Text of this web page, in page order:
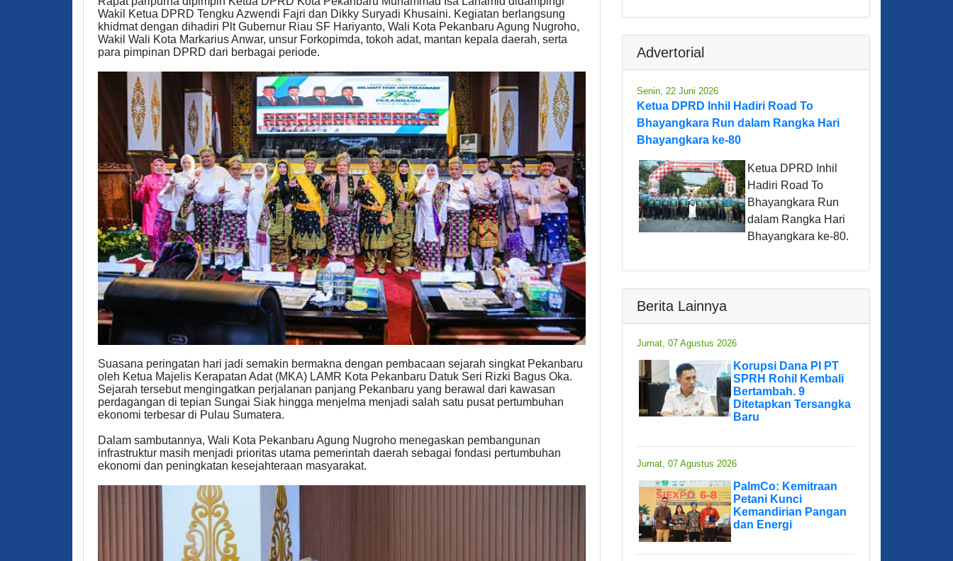
Wakil Ketua DPRD Tengku Azwendi Fajri dan Dikky Suryadi Khusaini. Kegiatan berlangsung
khidmat dengan dihadiri Plt Gubernur Riau SF Hariyanto, Wali Kota Pekanbaru Agung Nugroho,
Wakil Wali Kota Markarius Anwar, unsur Forkopimda, tokoh adat, mantan kepala daerah, serta
para pimpinan DPRD dari berbagai periode.
Suasana peringatan hari jadi semakin bermakna dengan pembacaan sejarah singkat Pekanbaru
oleh Ketua Majelis Kerapatan Adat (MKA) LAMR Kota Pekanbaru Datuk Seri Rizki Bagus Oka.
Sejarah tersebut mengingatkan perjalanan panjang Pekanbaru yang berawal dari kawasan
perdagangan di tepian Sungai Siak hingga menjelma menjadi salah satu pusat pertumbuhan
ekonomi terbesar di Pulau Sumatera.
Dalam sambutannya, Wali Kota Pekanbaru Agung Nugroho menegaskan pembangunan
infrastruktur masih menjadi prioritas utama pemerintah daerah sebagai fondasi pertumbuhan
ekonomi dan peningkatan kesejahteraan masyarakat.
Advertorial
Senin, 22 Juni 2026
Ketua DPRD Inhil Hadiri Road To
Bhayangkara Run dalam Rangka Hari
Bhayangkara ke-80
Ketua DPRD Inhil
Hadiri Road To
Bhayangkara Run
dalam Rangka Hari
Bhayangkara ke-80.
Berita Lainnya
Jumat, 07 Agustus 2026
Korupsi Dana PI PT
SPRH Rohil Kembali
Bertambah. 9
Ditetapkan Tersangka
Baru
Jumat, 07 Agustus 2026
PalmCo: Kemitraan
Petani Kunci
Kemandirian Pangan
dan Energi